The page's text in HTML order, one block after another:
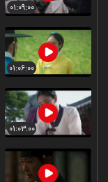
۰۱:۰۹:۰۰
۰۱:۰۶:۰۰
۰۱:۰۳:۰۰